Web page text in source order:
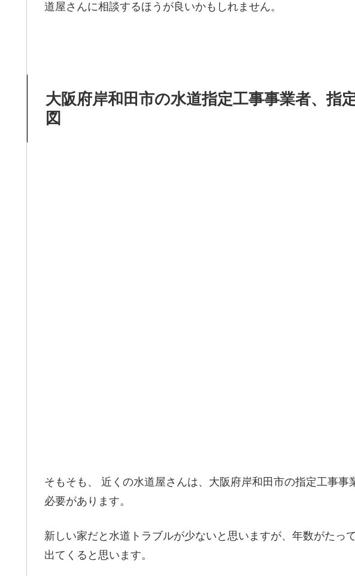
道屋さんに相談するほうが良いかもしれません。
大阪府岸和田市の水道指定工事事業者、指
図
そもそも、 近くの水道屋さんは、大阪府岸和田市の指定工事事
必要があります。
新しい家だと水道トラブルが少ないと思いますが、年数がたっ
出てくると思います。